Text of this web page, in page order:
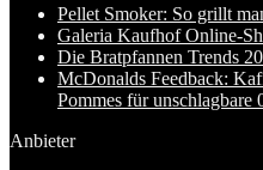
Pellet Smoker: So grillt
Galeria Kaufhof Online-
Die Bratpfannen Trends
McDonalds Feedback:
Pommes für unschlagbare
Anbieter